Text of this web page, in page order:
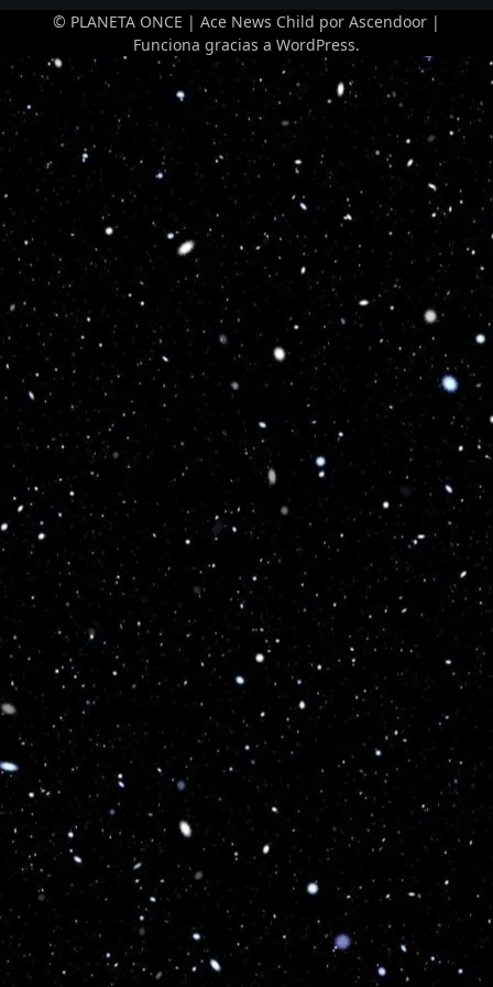
© PLANETA ONCE | Ace News Child por Ascendoor |
Funciona gracias a WordPress.